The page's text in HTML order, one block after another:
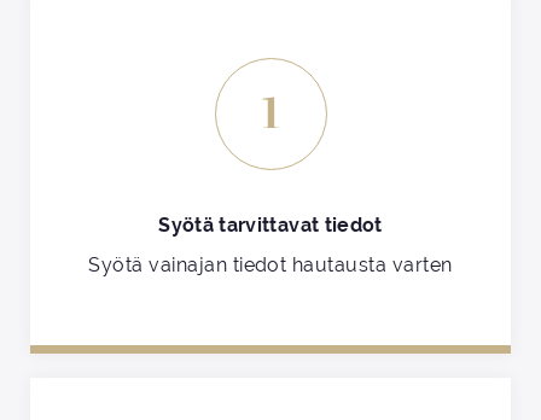
1
Syötä tarvittavat tiedot
Syötä vainajan tiedot hautausta varten